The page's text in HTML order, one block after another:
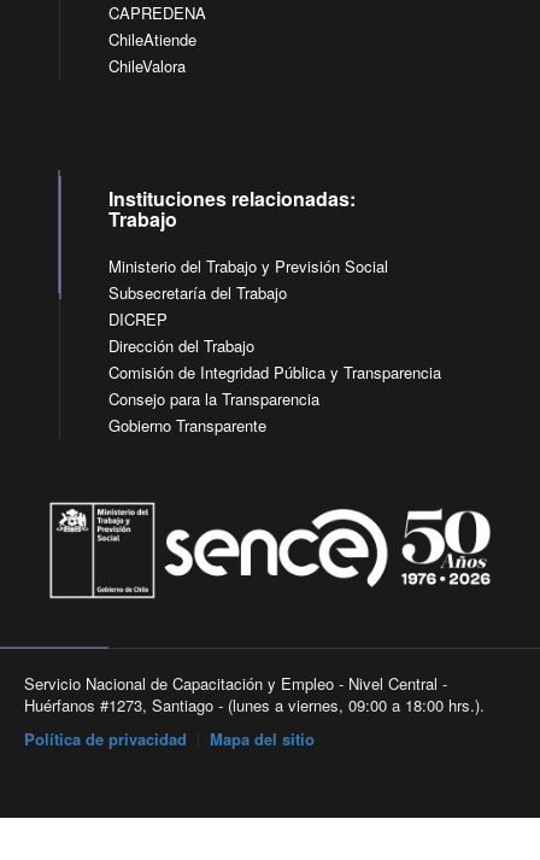
CAPREDENA
ChileAtiende
ChileValora
Instituciones relacionadas:
Trabajo
Ministerio del Trabajo y Previsión Social
Subsecretaría del Trabajo
DICREP
Dirección del Trabajo
Comisión de Integridad Pública y Transparencia
Consejo para la Transparencia
Gobierno Transparente
Servicio Nacional de Capacitación y Empleo - Nivel Central -
Huérfanos #1273, Santiago - (lunes a viernes, 09:00 a 18:00 hrs.).
Política de privacidad
Mapa del sitio